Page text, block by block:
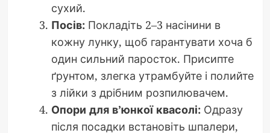
сухий.
Посів:Покладіть 2–3 насінини в
кожну лунку, щоб гарантувати хоча б
один сильний паросток. Присипте
ґрунтом, злегка утрамбуйте і полийте
з лійки з дрібним розпилювачем.
Опори для в’юнкої квасолі:Одразу
після посадки встановіть шпалери,